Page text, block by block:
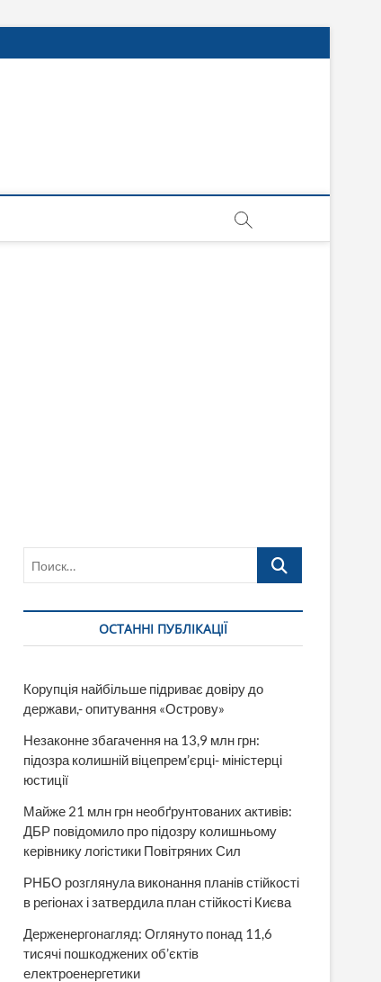
Поиск…
ОСТАННІ ПУБЛІКАЦІЇ
Корупція найбільше підриває довіру до
держави,- опитування «Острову»
Незаконне збагачення на 13,9 млн грн:
підозра колишній віцепрем’єрці- міністерці
юстиції
Майже 21 млн грн необґрунтованих активів:
ДБР повідомило про підозру колишньому
керівнику логістики Повітряних Сил
РНБО розглянула виконання планів стійкості
в регіонах і затвердила план стійкості Києва
Держенергонагляд: Оглянуто понад 11,6
тисячі пошкоджених об’єктів
електроенергетики